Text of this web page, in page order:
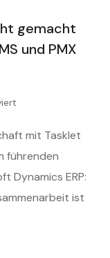
gemacht
und PMX
mit Tasklet
führenden
Dynamics ERP:
ist